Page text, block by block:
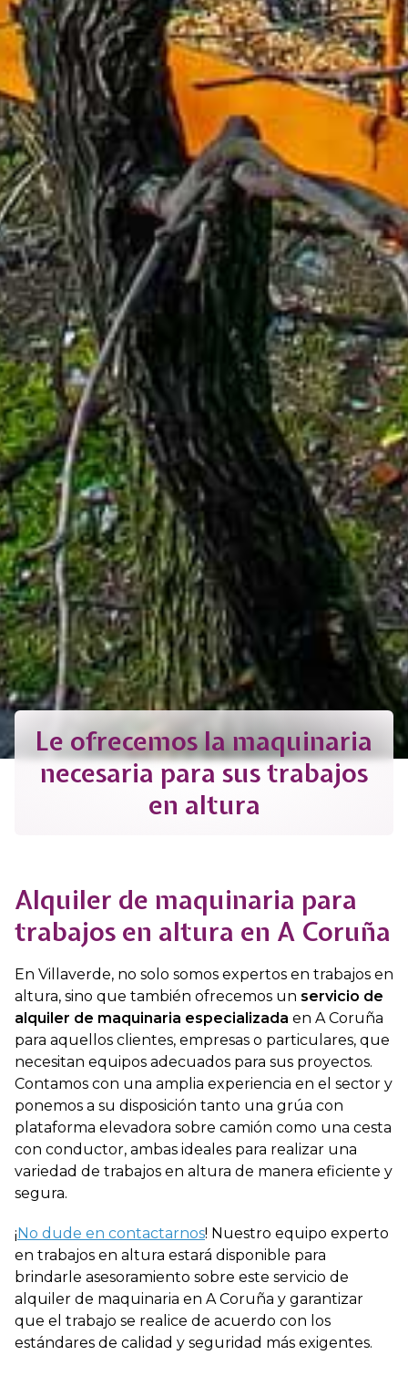
Le ofrecemos la maquinaria
necesaria para sus trabajos
en altura
Alquiler de maquinaria para
trabajos en altura en A Coruña
En Villaverde, no solo somos expertos en trabajos en
altura, sino que también ofrecemos un servicio de
alquiler de maquinaria especializada en A Coruña
para aquellos clientes, empresas o particulares, que
necesitan equipos adecuados para sus proyectos.
Contamos con una amplia experiencia en el sector y
ponemos a su disposición tanto una grúa con
plataforma elevadora sobre camión como una cesta
con conductor, ambas ideales para realizar una
variedad de trabajos en altura de manera eficiente y
segura.
¡No dude en contactarnos! Nuestro equipo experto
en trabajos en altura estará disponible para
brindarle asesoramiento sobre este servicio de
alquiler de maquinaria en A Coruña y garantizar
que el trabajo se realice de acuerdo con los
estándares de calidad y seguridad más exigentes.